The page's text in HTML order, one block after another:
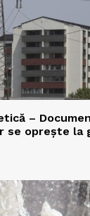
–
se oprește la